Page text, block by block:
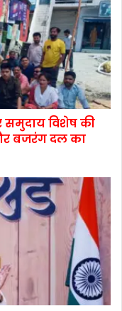
समुदाय विशेष की
बजरंग दल का